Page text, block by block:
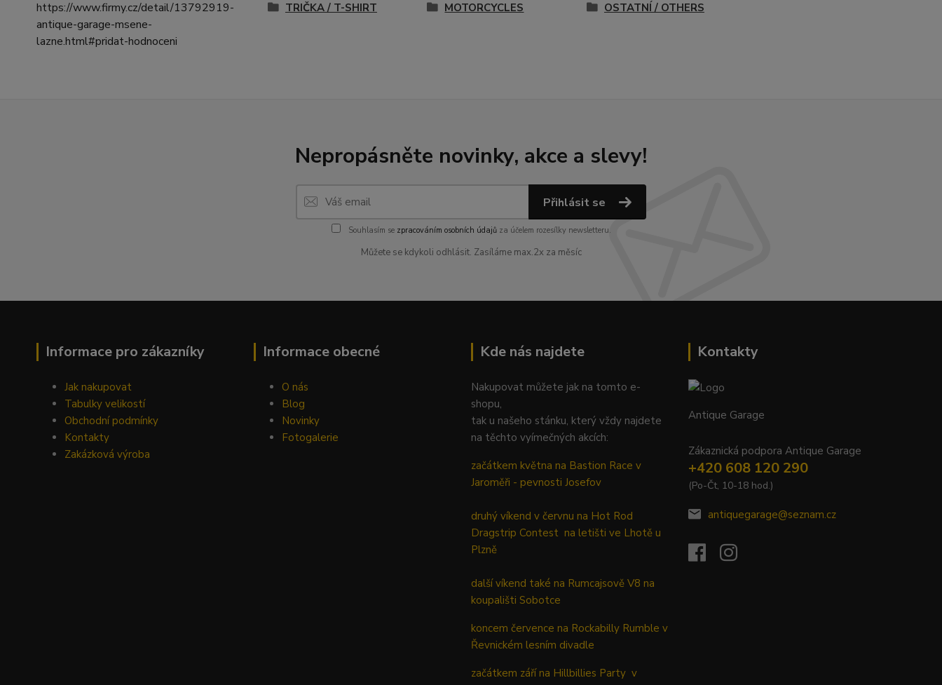
TRIČKA / T-SHIRT MOTORCYCLES OSTATNÍ / OTHERS
Nepropásněte novinky, akce a slevy!
Přihlásit se
Souhlasím se zpracováním osobních údajůza účelem rozesílky newsletteru.
Můžete se kdykoli odhlásit. Zasíláme max.2x za měsíc
Informace pro zákazníky
Jak nakupovat
Tabulky velikostí
Obchodní podmínky
Kontakty
Zakázková výroba
Informace obecné
O nás
Blog
Novinky
Fotogalerie
Kde nás najdete
Nakupovat můžete jak na tomto e-
shopu,
tak u našeho stánku, který vždy najdete
na těchto vyímečných akcích:
začátkem května na Bastion Race v
Jaroměři - pevnosti Josefov
druhý víkend v červnu na Hot Rod
Dragstrip Contest na letišti ve Lhotě u
Plzně
další víkend také na Rumcajsově V8 na
koupališti Sobotce
koncem července na Rockabilly Rumble v
Řevnickém lesním divadle
začátkem září na Hillbillies Party v
Kontakty
Antique Garage
Zákaznická podpora Antique Garage
+420 608 120 290
(Po-Čt, 10-18 hod.)
antiquegarage@seznam.cz